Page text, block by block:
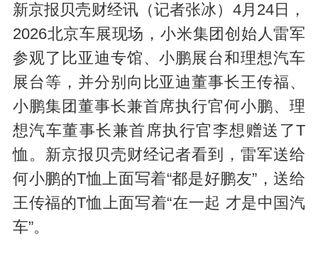
l
新京报贝壳财经讯（记者张冰）4月24日，
2026北京车展现场，小米集团创始人雷军
参观了比亚迪专馆、小鹏展台和理想汽车
展台等，并分别向比亚迪董事长王传福、
小鹏集团董事长兼首席执行官何小鹏、理
想汽车董事长兼首席执行官李想赠送了T
恤。新京报贝壳财经记者看到，雷军送给
何小鹏的T恤上面写着“都是好鹏友”，送给
王传福的T恤上面写着“在一起 才是中国汽
车”。